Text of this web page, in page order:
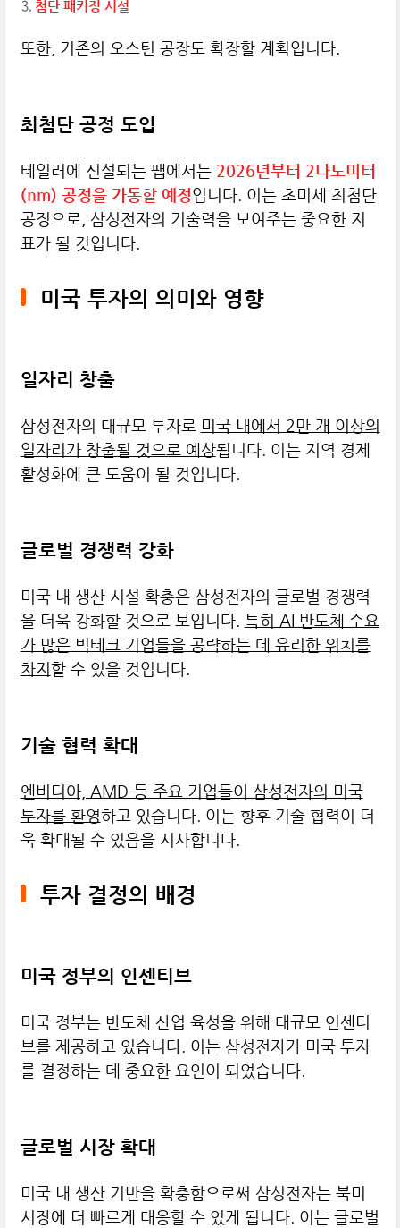
첨단 패키징 시설
또한, 기존의 오스틴 공장도 확장할 계획입니다.
최첨단 공정 도입
테일러에 신설되는 팹에서는 2026년부터 2나노미터
(nm) 공정을 가동할 예정입니다. 이는 초미세 최첨단
공정으로, 삼성전자의 기술력을 보여주는 중요한 지
표가 될 것입니다.
미국 투자의 의미와 영향
일자리 창출
삼성전자의 대규모 투자로 미국 내에서 2만 개 이상의
일자리가 창출될 것으로 예상됩니다. 이는 지역 경제
활성화에 큰 도움이 될 것입니다.
글로벌 경쟁력 강화
미국 내 생산 시설 확충은 삼성전자의 글로벌 경쟁력
을 더욱 강화할 것으로 보입니다. 특히 AI 반도체 수요
가 많은 빅테크 기업들을 공략하는 데 유리한 위치를
차지 할 수 있을 것입니다.
기술 협력 확대
엔비디아, AMD 등 주요 기업들이 삼성전자의 미국
투자를 환영하고 있습니다. 이는 향후 기술 협력이 더
욱 확대될 수 있음을 시사합니다.
투자 결정의 배경
미국 정부의 인센티브
미국 정부는 반도체 산업 육성을 위해 대규모 인센티
브를 제공하고 있습니다. 이는 삼성전자가 미국 투자
를 결정하는 데 중요한 요인이 되었습니다.
글로벌 시장 확대
미국 내 생산 기반을 확충함으로써 삼성전자는 북미
시장에 더 빠르게 대응할 수 있게 됩니다. 이는 글로벌